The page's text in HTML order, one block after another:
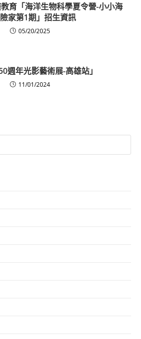
育「海洋生物科學夏令營-小小海
家第1期」招生資訊
05/20/2025
週年光影藝術展-高雄站」
11/01/2024